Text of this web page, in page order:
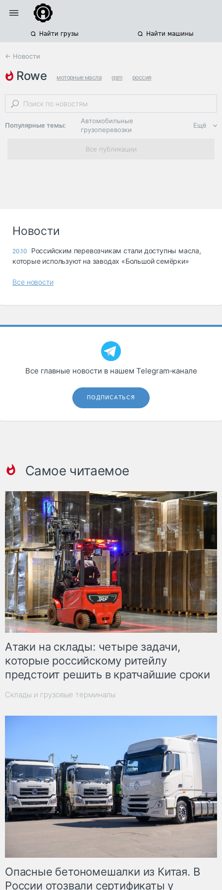
Найти грузы Найти машины
← Новости
rowe моторные масла gsm россия
Популярные темы:
Автомобильные
грузоперевозки
Региональная
логистика
опасные грузы
грузовые
Коммерческий
транспорт
Спецтехника
Автосервис,
запчасти, шины
Дзен
Ещё
Все публикации
Новости
20.10
Российским перевозчикам стали доступны масла,
которые используют на заводах «Большой семёрки»
Все новости
Все главные новости в нашем Telegram‑канале
ПОДПИСАТЬСЯ
Самое читаемое
Атаки на склады: четыре задачи,
которые российскому ритейлу
предстоит решить в кратчайшие сроки
Склады и грузовые терминалы
Опасные бетономешалки из Китая. В
России отозвали сертификаты у